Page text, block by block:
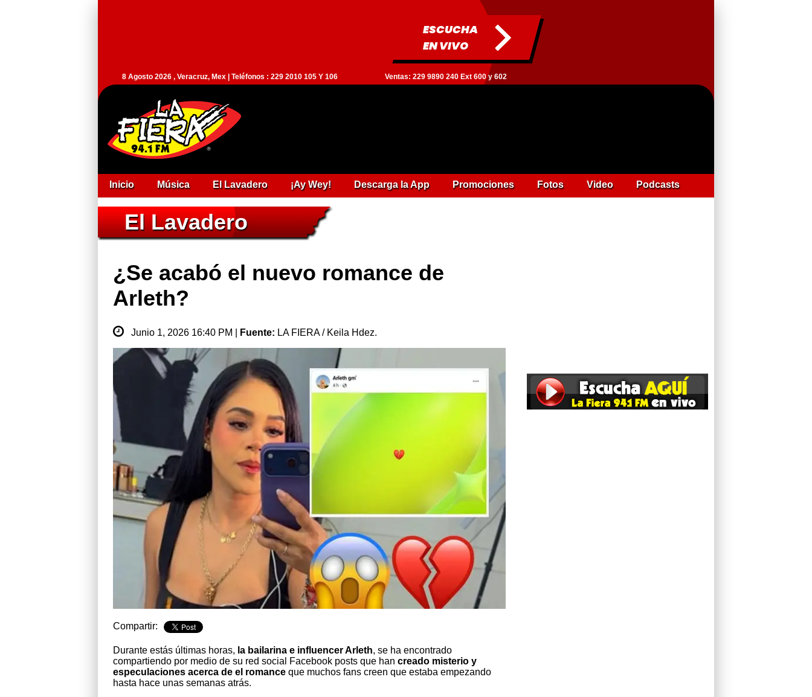
ESCUCHA
EN VIVO
8 Agosto 2026 , Veracruz, Mex | Teléfonos : 229 2010 105 Y 106 Ventas: 229 9890 240 Ext 600 y 602
Inicio Música El Lavadero ¡Ay Wey! Descarga la App Promociones Fotos Video Podcasts
El Lavadero
¿Se acabó el nuevo romance de
Arleth?
Junio 1, 2026 16:40 PM | Fuente: LA FIERA / Keila Hdez.
Compartir:
Durante estás últimas horas, la bailarina e influencer Arleth, se ha encontrado
compartiendo por medio de su red social Facebook posts que han creado misterio y
especulaciones acerca de el romance que muchos fans creen que estaba empezando
hasta hace unas semanas atrás.